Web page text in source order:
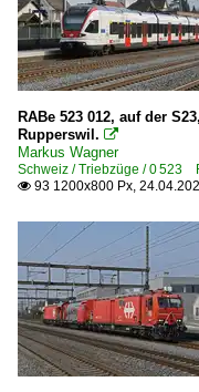
RABe 523 012, auf der
Rupperswil. 
Markus Wagner
Schweiz / Triebzüge / 0
 93 1200x800 Px,